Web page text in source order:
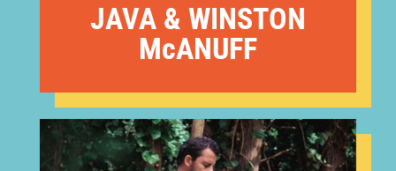
JAVA & WINSTON
McANUFF